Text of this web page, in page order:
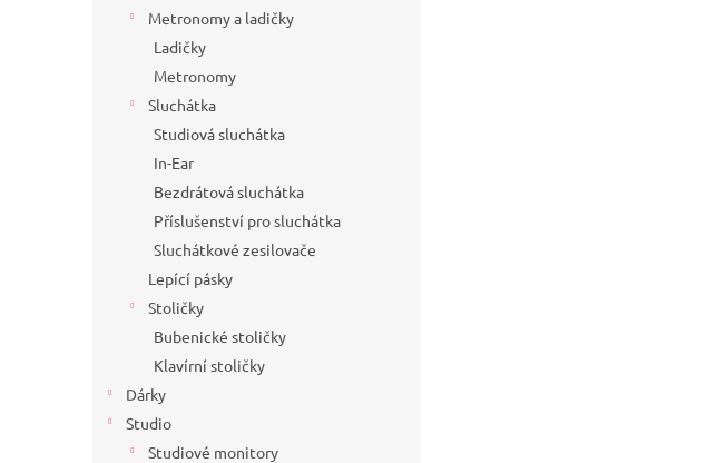
Metronomy a ladičky
Ladičky
Metronomy
Sluchátka
Studiová sluchátka
In-Ear
Bezdrátová sluchátka
Příslušenství pro sluchátka
Sluchátkové zesilovače
Lepící pásky
Stoličky
Bubenické stoličky
Klavírní stoličky
Dárky
Studio
Studiové monitory